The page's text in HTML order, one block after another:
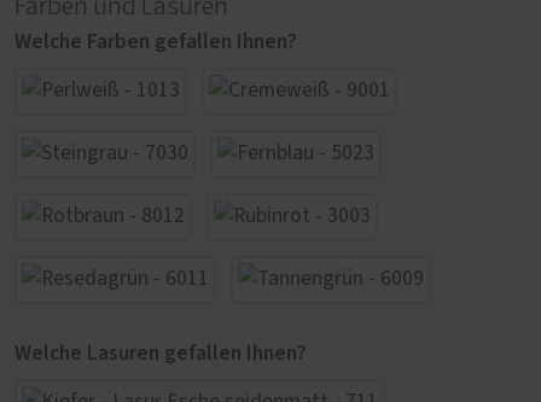
Farben und Lasuren
Welche Farben gefallen Ihnen?
Welche Lasuren gefallen Ihnen?